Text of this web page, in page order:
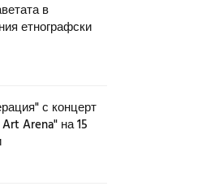
в
етнографски
с концерт
Arena" на 15